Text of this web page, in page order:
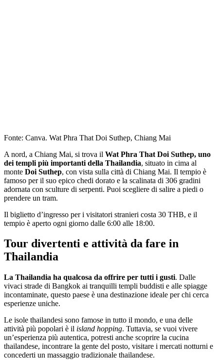
Fonte: Canva. Wat Phra That Doi Suthep, Chiang Mai
A nord, a Chiang Mai, si trova il Wat Phra That Doi Suthep, uno
dei templi più importanti della Thailandia, situato in cima al
monte Doi Suthep, con vista sulla città di Chiang Mai. Il tempio è
famoso per il suo epico chedi dorato e la scalinata di 306 gradini
adornata con sculture di serpenti. Puoi scegliere di salire a piedi o
prendere un tram.
Il biglietto d’ingresso per i visitatori stranieri costa 30 THB, e il
tempio è aperto ogni giorno dalle 6:00 alle 18:00.
Tour divertenti e attività da fare in
Thailandia
La Thailandia ha qualcosa da offrire per tutti i gusti. Dalle
vivaci strade di Bangkok ai tranquilli templi buddisti e alle spiagge
incontaminate, questo paese è una destinazione ideale per chi cerca
esperienze uniche.
Le isole thailandesi sono famose in tutto il mondo, e una delle
attività più popolari è il island hopping. Tuttavia, se vuoi vivere
un’esperienza più autentica, potresti anche scoprire la cucina
thailandese, incontrare la gente del posto, visitare i mercati notturni e
concederti un massaggio tradizionale thailandese.